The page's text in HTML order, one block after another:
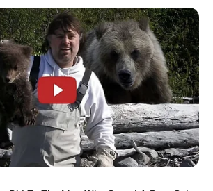
de feltro branco para fazer o
miolo, costure com ponto